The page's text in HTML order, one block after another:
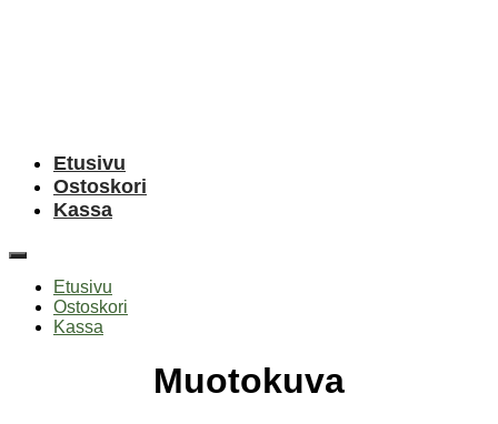
Etusivu
Ostoskori
Kassa
Etusivu
Ostoskori
Kassa
Muotokuva